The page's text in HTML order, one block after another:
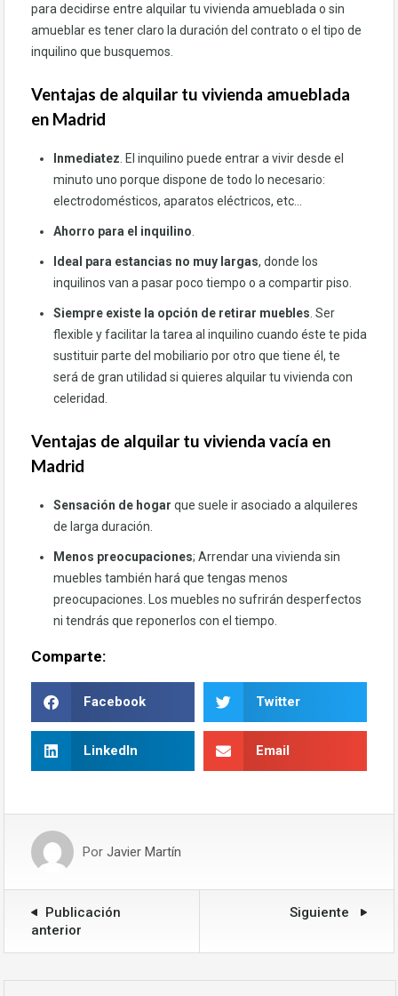
para decidirse entre alquilar tu vivienda amueblada o sin
amueblar es tener claro la duración del contrato o el tipo de
inquilino que busquemos.
Ventajas de alquilar tu vivienda amueblada
en Madrid
Inmediatez . El inquilino puede entrar a vivir desde el
minuto uno porque dispone de todo lo necesario:
electrodomésticos, aparatos eléctricos, etc…
Ahorro para el inquilino
Ideal para estancias no muy largas, donde los
inquilinos van a pasar poco tiempo o a compartir piso.
Siempre existe la opción de retirar muebles . Ser
flexible y facilitar la tarea al inquilino cuando éste te pida
sustituir parte del mobiliario por otro que tiene él, te
será de gran utilidad si quieres alquilar tu vivienda con
celeridad.
Ventajas de alquilar tu vivienda vacía en
Madrid
Sensación de hogar que suele ir asociado a alquileres
de larga duración.
Menos preocupaciones; Arrendar una vivienda sin
muebles también hará que tengas menos
preocupaciones. Los muebles no sufrirán desperfectos
ni tendrás que reponerlos con el tiempo.
Comparte:
Facebook Twitter
LinkedIn Email
Por Javier Martín
Publicación
anterior
Siguiente